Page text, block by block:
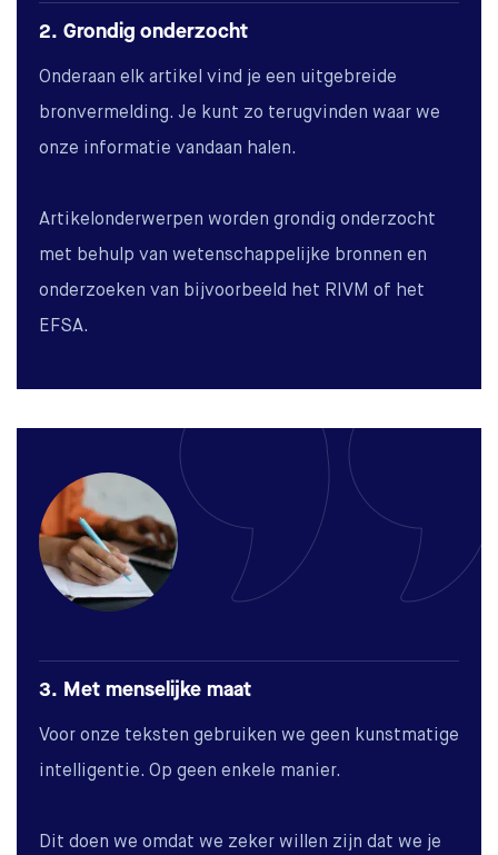
2. Grondig onderzocht
Onderaan elk artikel vind je een uitgebreide
bronvermelding. Je kunt zo terugvinden waar we
onze informatie vandaan halen.
Artikelonderwerpen worden grondig onderzocht
met behulp van wetenschappelijke bronnen en
onderzoeken van bijvoorbeeld het RIVM of het
EFSA.
3. Met menselijke maat
Voor onze teksten gebruiken we geen kunstmatige
intelligentie. Op geen enkele manier.
Dit doen we omdat we zeker willen zijn dat we je